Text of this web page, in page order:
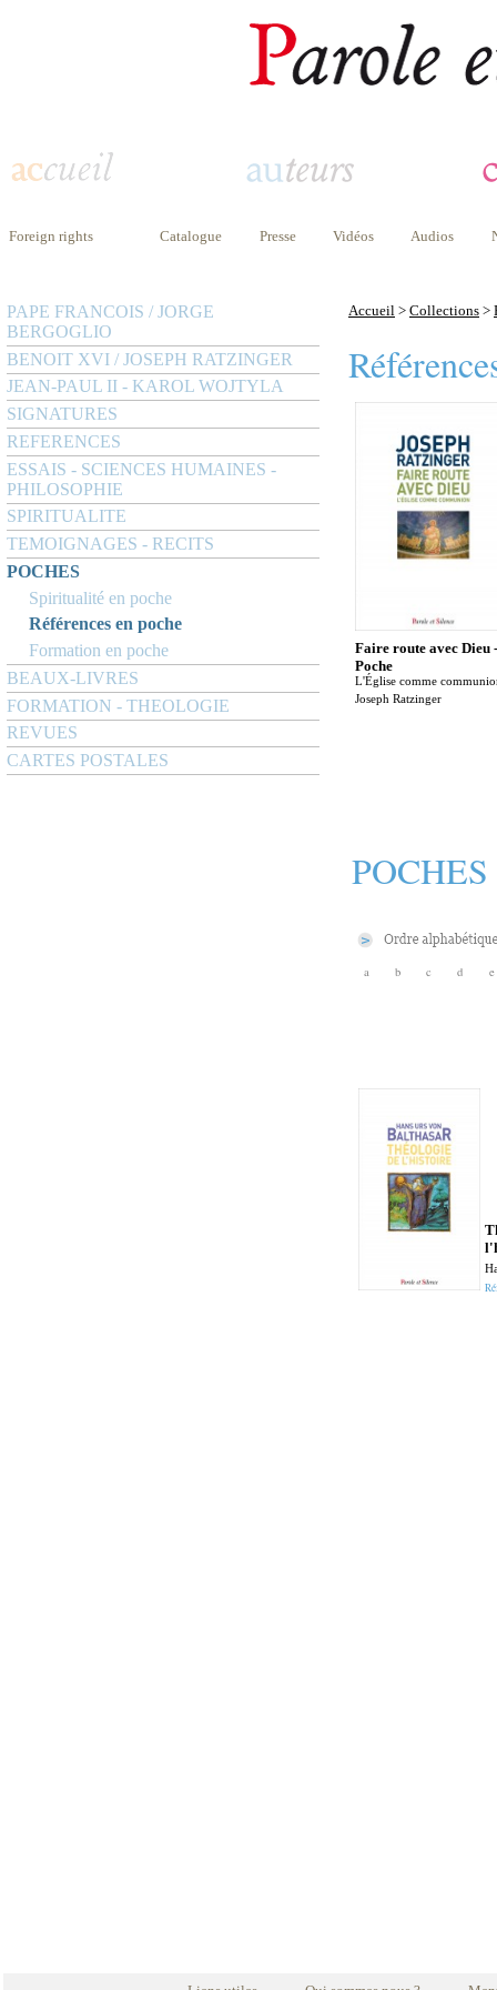
Foreign rights Catalogue Presse Vidéos Audios
PAPE FRANCOIS / JORGE
BERGOGLIO
BENOIT XVI / JOSEPH RATZINGER
JEAN-PAUL II - KAROL WOJTYLA
SIGNATURES
REFERENCES
ESSAIS - SCIENCES HUMAINES -
PHILOSOPHIE
SPIRITUALITE
TEMOIGNAGES - RECITS
POCHES
Spiritualité en poche
Références en poche
Formation en poche
BEAUX-LIVRES
FORMATION - THEOLOGIE
REVUES
CARTES POSTALES
Accueil > Collections >
Faire route avec Dieu -
Poche
L'Église comme
Joseph Ratzinger
POCHES
a b c d e